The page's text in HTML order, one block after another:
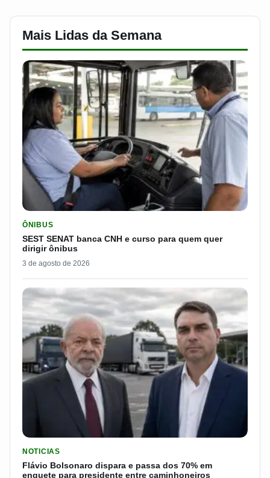
Mais Lidas da Semana
ÔNIBUS
SEST SENAT banca CNH e curso para quem quer
dirigir ônibus
3 de agosto de 2026
NOTICIAS
Flávio Bolsonaro dispara e passa dos 70% em
enquete para presidente entre caminhoneiros